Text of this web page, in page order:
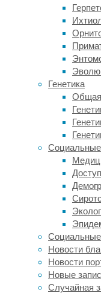
Генетика
Общая
Социальные
Новости
Новости
Новые
Случайная
опасаются
ученые.
Аэробные
организмы
берут
кислород
для
дыхания
из
донных
Важно
знать,
сколько
им
требуется,
чтобы
понять
весь
круговорот
жизни
в
морских